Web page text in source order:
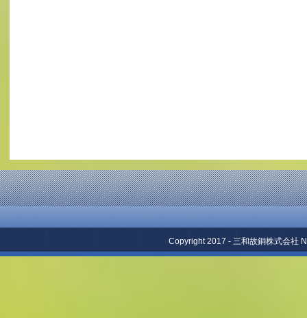
Copyright 2017 - 三和故銅株式会社